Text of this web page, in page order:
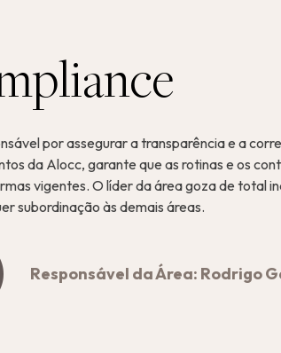
por assegurar a transparência e a
da Alocc, garante que as rotinas e os
vigentes. O líder da área goza de total
subordinação às demais áreas.
Responsável da Área: Rodrigo